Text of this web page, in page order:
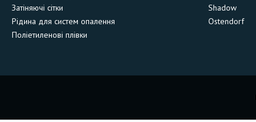
Затіняючі сітки
Рідина для систем опалення
Поліетиленові плівки
Shadow
Ostendorf